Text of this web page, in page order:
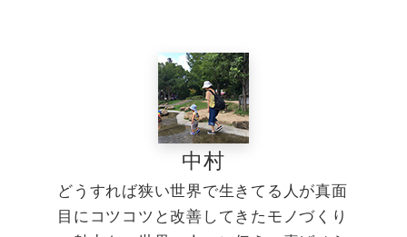
中村
どうすれば狭い世界で生きてる人が真面
目にコツコツと改善してきたモノづくり